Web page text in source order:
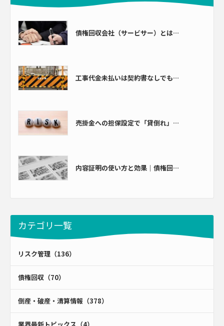
債権回収会社（サービサー）とは…
工事代金未払いは契約書なしでも…
売掛金への担保設定で「貸倒れ」…
内容証明の使い方と効果｜債権回…
カテゴリ一覧
リスク管理（136）
債権回収（70）
倒産・破産・清算情報（378）